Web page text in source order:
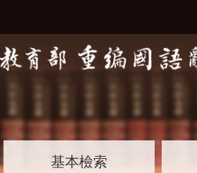
基本檢索